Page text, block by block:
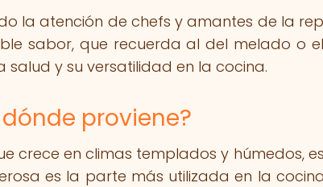
la atención de chefs y amantes de la
sabor, que recuerda al del melado o
y su versatilidad en la cocina.
proviene?
crece en climas templados y húmedos,
es la parte más utilizada en la